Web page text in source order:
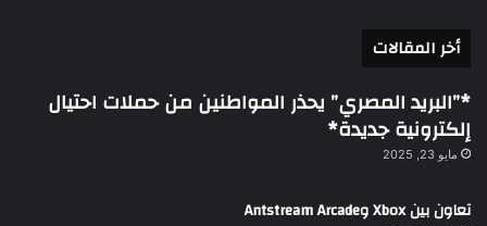
أخر المقالات
*”البريد المصري” يحذر المواطنين من حملات احتيال
إلكترونية جديدة*
مايو 23, 2025
تعاون بين Xbox وAntstream Arcade